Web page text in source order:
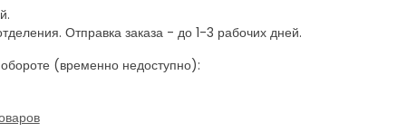
Отправка заказа - до 1-3 рабочих дней.
(временно недоступно):